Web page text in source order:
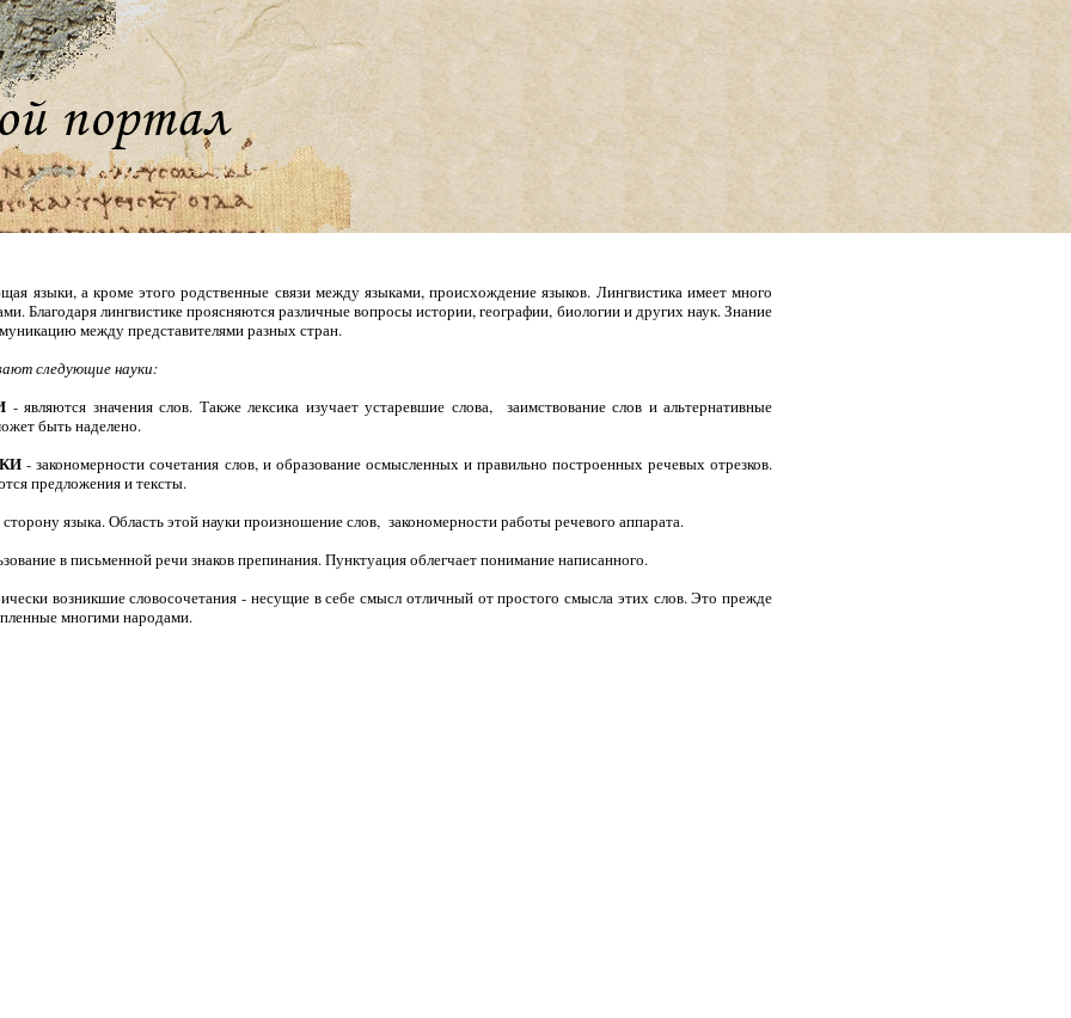
языки, а кроме этого родственные связи между языками, происхождение языков. Лингвистика имеет много
Благодаря лингвистике проясняются различные вопросы истории, географии, биологии и других наук. Знание
между представителями разных стран.
следующие науки:
- являются значения слов. Также лексика изучает устаревшие слова, заимствование слов и альтернативные
быть наделено.
- закономерности сочетания слов, и образование осмысленных и правильно построенных речевых отрезков.
предложения и тексты.
языка. Область этой науки произношение слов, закономерности работы речевого аппарата.
в письменной речи знаков препинания. Пунктуация облегчает понимание написанного.
возникшие словосочетания - несущие в себе смысл отличный от простого смысла этих слов. Это прежде
многими народами.